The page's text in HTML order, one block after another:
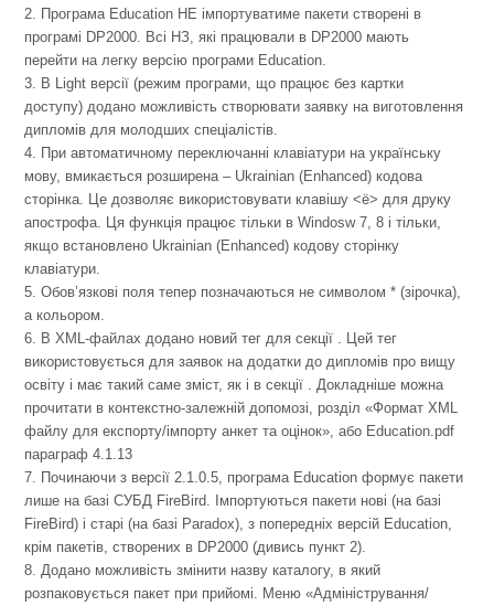
2. Програма Education НЕ імпортуватиме пакети створені в
програмі DP2000. Всі НЗ, які працювали в DP2000 мають
перейти на легку версію програми Education.
3. В Light версії (режим програми, що працює без картки
доступу) додано можливість створювати заявку на виготовлення
дипломів для молодших спеціалістів.
4. При автоматичному переключанні клавіатури на українську
мову, вмикається розширена – Ukrainian (Enhanced) кодова
сторінка. Це дозволяє використовувати клавішу <ё> для друку
апострофа. Ця функція працює тільки в Windosw 7, 8 і тільки,
якщо встановлено Ukrainian (Enhanced) кодову сторінку
клавіатури.
5. Обов’язкові поля тепер позначаються не символом * (зірочка),
а кольором.
6. В XML-файлах додано новий тег для секції . Цей тег
використовується для заявок на додатки до дипломів про вищу
освіту і має такий саме зміст, як і в секції . Докладніше можна
прочитати в контекстно-залежній допомозі, розділ «Формат XML
файлу для експорту/імпорту анкет та оцінок», або Education.pdf
параграф 4.1.13
7. Починаючи з версії 2.1.0.5, програма Education формує пакети
лише на базі СУБД FireBird. Імпортуються пакети нові (на базі
FireBird) і старі (на базі Paradox), з попередніх версій Education,
крім пакетів, створених в DP2000 (дивись пункт 2).
8. Додано можливість змінити назву каталогу, в який
розпаковується пакет при прийомі. Меню «Адміністрування/